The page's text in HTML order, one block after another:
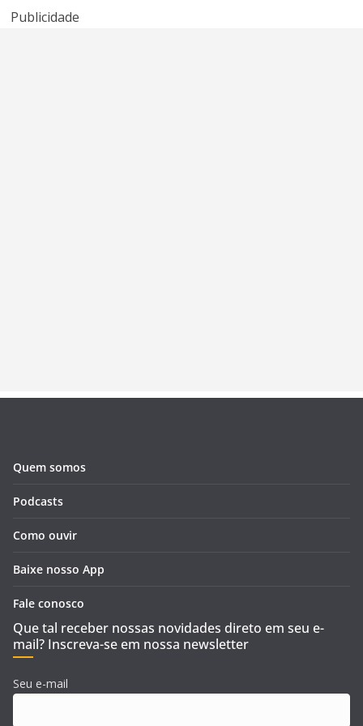
Publicidade
Quem somos
Podcasts
Como ouvir
Baixe nosso App
Fale conosco
Que tal receber nossas novidades direto em seu e-
mail? Inscreva-se em nossa newsletter
Seu e-mail